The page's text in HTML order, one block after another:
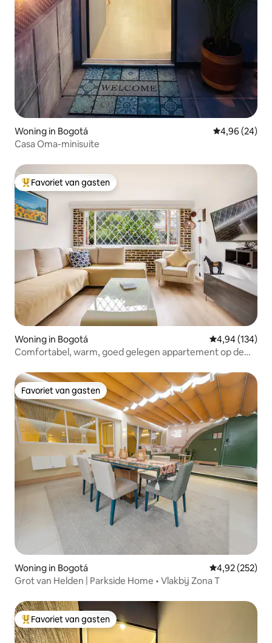
Woning in Bogotá Gemiddelde
4,96 (24)
Casa Oma-minisuite
Topfavoriet van gasten
Favoriet van gasten
Woning in Bogotá Gemiddelde
4,94 (134)
Comfortabel, warm, goed gelegen appartement op de
Favoriet van gasten
Favoriet van gasten
Woning in Bogotá Gemiddelde
4,92 (252)
Grot van Helden | Parkside Home • Vlakbij Zona T
Topfavoriet van gasten
Favoriet van gasten